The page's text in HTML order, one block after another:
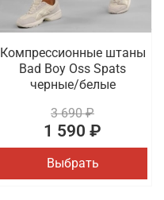
Компрессионные штаны
Bad Boy Oss Spats
черные/белые
3 690 ₽
1 590 ₽
Выбрать